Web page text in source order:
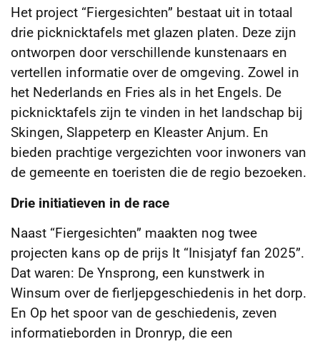
Het project “Fiergesichten” bestaat uit in totaal
drie picknicktafels met glazen platen. Deze zijn
ontworpen door verschillende kunstenaars en
vertellen informatie over de omgeving. Zowel in
het Nederlands en Fries als in het Engels. De
picknicktafels zijn te vinden in het landschap bij
Skingen, Slappeterp en Kleaster Anjum. En
bieden prachtige vergezichten voor inwoners van
de gemeente en toeristen die de regio bezoeken.
Drie initiatieven in de race
Naast “Fiergesichten” maakten nog twee
projecten kans op de prijs It “Inisjatyf fan 2025”.
Dat waren: De Ynsprong, een kunstwerk in
Winsum over de fierljepgeschiedenis in het dorp.
En Op het spoor van de geschiedenis, zeven
informatieborden in Dronryp, die een